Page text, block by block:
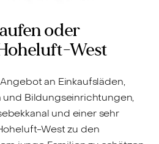
oder
West
an Einkaufsläden,
Bildungseinrichtungen,
und einer sehr
West zu den